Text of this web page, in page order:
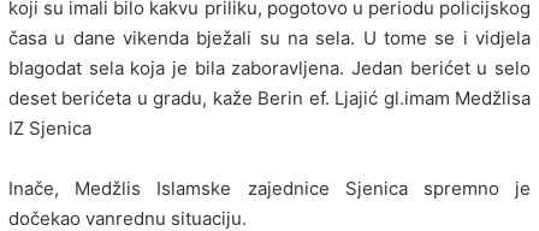
koji su imali bilo kakvu priliku, pogotovo u periodu policijskog
časa u dane vikenda bježali su na sela. U tome se i vidjela
blagodat sela koja je bila zaboravljena. Jedan berićet u selo
deset berićeta u gradu, kaže Berin ef. Ljajić gl.imam Medžlisa
IZ Sjenica
Inače, Medžlis Islamske zajednice Sjenica spremno je
dočekao vanrednu situaciju.